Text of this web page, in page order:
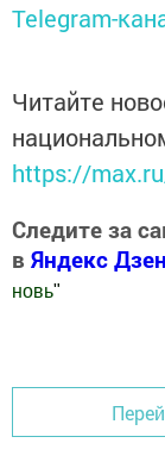
Telegram-
Читайте
https://
Следите за
в Яндекс Дзен
новь"